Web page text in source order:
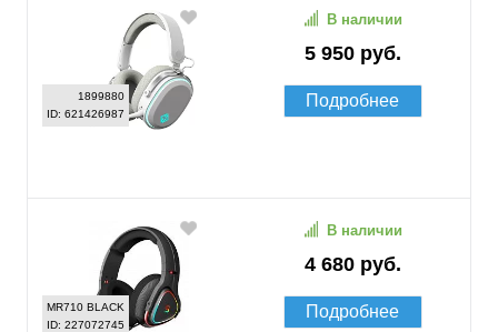
1899880
ID: 621426987
5 950 руб.
В наличии
Подробнее
MR710 BLACK
ID: 227072745
4 680 руб.
В наличии
Подробнее